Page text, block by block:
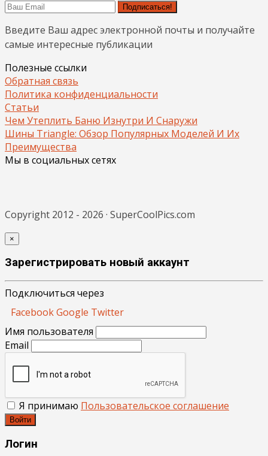
Подписаться!
Введите Ваш адрес электронной почты и получайте
самые интересные публикации
Полезные ссылки
Обратная связь
Политика конфиденциальности
Статьи
Чем Утеплить Баню Изнутри И Снаружи
Шины Triangle: Обзор Популярных Моделей И Их
Преимущества
Мы в социальных сетях
Copyright 2012 - 2026 · SuperCoolPics.com
×
Зарегистрировать новый аккаунт
Подключиться через
FacebookGoogle Twitter
Имя пользователя
Email
Я принимаю Пользовательское соглашение
Войти
Логин